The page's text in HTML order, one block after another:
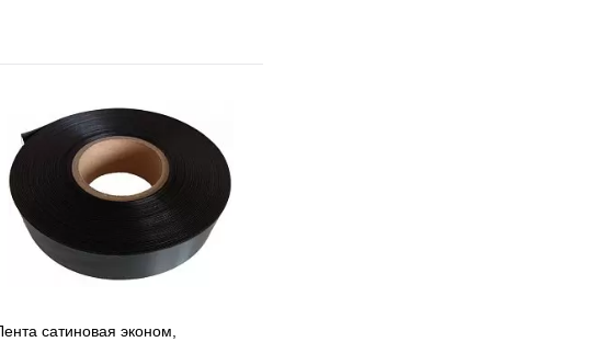
В избранное
К сравнению
Под заказ
сатиновая эконом,